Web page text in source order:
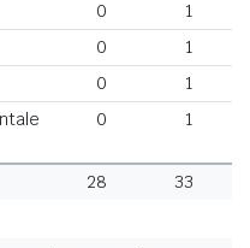
0
1
0
1
0
1
0 1
28 33